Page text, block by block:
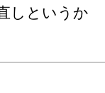
しというか